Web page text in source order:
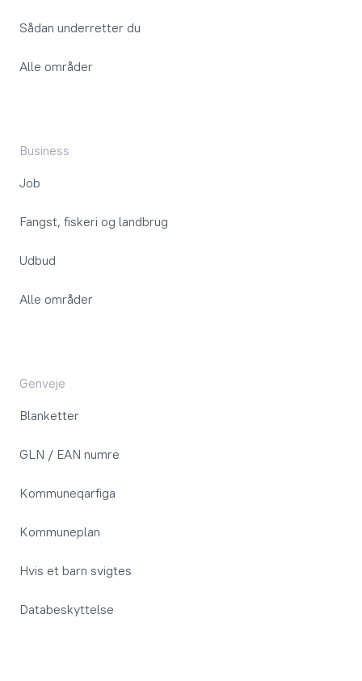
Sådan underretter du
Alle områder
Business
Job
Fangst, fiskeri og landbrug
Udbud
Alle områder
Genveje
Blanketter
GLN / EAN numre
Kommuneqarfiga
Kommuneplan
Hvis et barn svigtes
Databeskyttelse